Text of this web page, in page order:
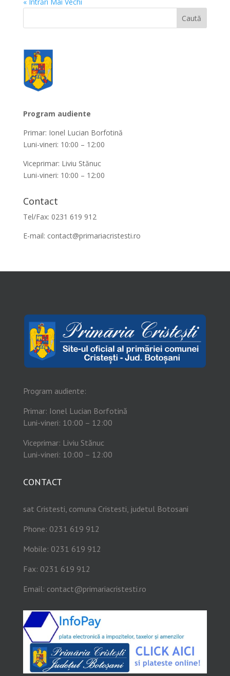
Program audiente
Primar: Ionel Lucian Borfotină
Luni-vineri: 10:00 – 12:00
Viceprimar: Liviu Stănuc
Luni-vineri: 10:00 – 12:00
Contact
Tel/Fax: 0231 619 912
E-mail: contact@primariacristesti.ro
Program audiente:
Primar: Ionel Lucian Borfotină
Luni-vineri: 10:00 – 12:00
Viceprimar: Liviu Stănuc
Luni-vineri: 10:00 – 12:00
CONTACT
sat Cristesti, comuna Cristesti, judetul Botosani
Phone: 0231 619 912
Mobile: 0231 619 912
Fax: 0231 619 912
Email: contact@primariacristesti.ro